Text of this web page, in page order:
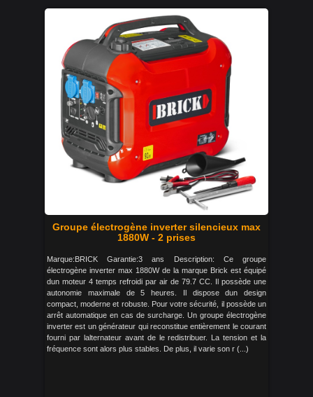
Groupe électrogène inverter silencieux max
1880W - 2 prises
Marque:BRICK Garantie:3 ans Description: Ce groupe
électrogène inverter max 1880W de la marque Brick est équipé
dun moteur 4 temps refroidi par air de 79.7 CC. Il possède une
autonomie maximale de 5 heures. Il dispose dun design
compact, moderne et robuste. Pour votre sécurité, il possède un
arrêt automatique en cas de surcharge. Un groupe électrogène
inverter est un générateur qui reconstitue entièrement le courant
fourni par lalternateur avant de le redistribuer. La tension et la
fréquence sont alors plus stables. De plus, il varie son r (...)